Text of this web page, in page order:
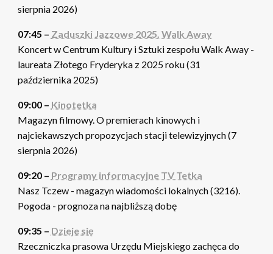
sierpnia 2026)
07:45 – Zaduszki Jazzowe 2025. Walk Away
Koncert w Centrum Kultury i Sztuki zespołu Walk Away -
laureata Złotego Fryderyka z 2025 roku (31
października 2025)
09:00 – Kinotetka
Magazyn filmowy. O premierach kinowych i
najciekawszych propozycjach stacji telewizyjnych (7
sierpnia 2026)
09:20 – Programy informacyjne TV Tetka
Nasz Tczew - magazyn wiadomości lokalnych (3216).
Pogoda - prognoza na najbliższą dobę
09:35 – Dzieje się
Rzeczniczka prasowa Urzędu Miejskiego zachęca do